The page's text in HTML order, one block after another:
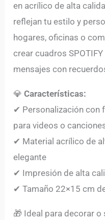
en acrílico de alta
reflejan tu estilo y
hogares, oficinas o
crear cuadros
mensajes con
💎Características:
✔ Personalización con
para videos o
✔ Material acrílico de
elegante
✔ Impresión de alta
✔ Tamaño 22×15 cm
🎁 Ideal para decorar